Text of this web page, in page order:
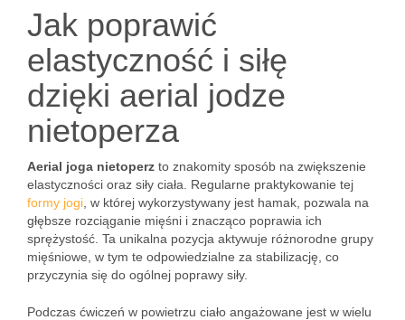
Jak poprawić
elastyczność i siłę
dzięki aerial jodze
nietoperza
Aerial joga nietoperz to znakomity sposób na zwiększenie
elastyczności oraz siły ciała. Regularne praktykowanie tej
formy jogi , w której wykorzystywany jest hamak, pozwala na
głębsze rozciąganie mięśni i znacząco poprawia ich
sprężystość. Ta unikalna pozycja aktywuje różnorodne grupy
mięśniowe, w tym te odpowiedzialne za stabilizację, co
przyczynia się do ogólnej poprawy siły.
Podczas ćwiczeń w powietrzu ciało angażowane jest w wielu